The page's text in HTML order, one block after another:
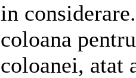
in
coloana
coloanei, atat